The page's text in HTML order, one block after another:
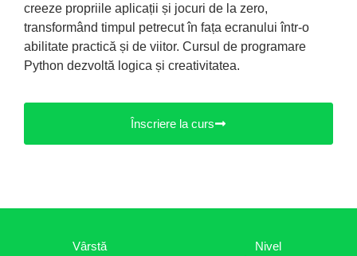
creeze propriile aplicații și jocuri de la zero,
transformând timpul petrecut în fața ecranului într-o
abilitate practică și de viitor. Cursul de programare
Python dezvoltă logica și creativitatea.
Înscriere la curs
Vârstă Nivel